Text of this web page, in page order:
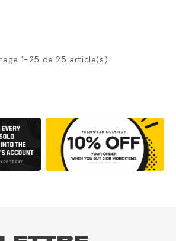
1-25 de 25 article(s)